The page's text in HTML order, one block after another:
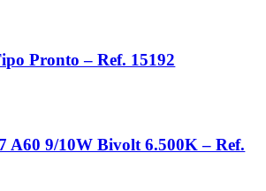
Pronto – Ref. 15192
A60 9/10W Bivolt 6.500K – Ref.